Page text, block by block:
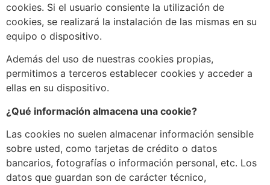
cookies. Si el usuario consiente la utilización de
cookies, se realizará la instalación de las mismas en su
equipo o dispositivo.
Además del uso de nuestras cookies propias,
permitimos a terceros establecer cookies y acceder a
ellas en su dispositivo.
¿Qué información almacena una cookie?
Las cookies no suelen almacenar información sensible
sobre usted, como tarjetas de crédito o datos
bancarios, fotografías o información personal, etc. Los
datos que guardan son de carácter técnico,